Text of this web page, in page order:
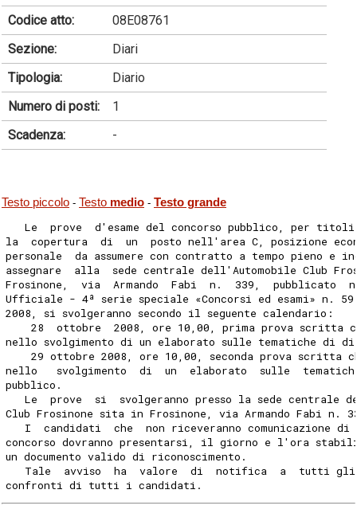
Codice atto:
08E08761
Sezione:
Diari
Tipologia:
Diario
Numero di posti:
1
Scadenza:
-
Testo piccolo - Testo medio - Testo grande
Le  prove  d'esame del concorso pubblico, per
la  copertura  di  un  posto nell'area C, posizione
personale  da assumere con contratto a tempo pieno e
assegnare  alla  sede centrale dell'Automobile Club
Frosinone,  via  Armando  Fabi  n.  339,  pubblicato
Ufficiale - 4ª serie speciale «Concorsi ed esami» n.
2008, si svolgeranno secondo il seguente calendario:
28  ottobre  2008, ore 10,00, prima prova scritta
nello svolgimento di un elaborato sulle tematiche di
29 ottobre 2008, ore 10,00, seconda prova scritta
nello   svolgimento  di  un  elaborato  sulle
pubblico.
Le  prove  si  svolgeranno presso la sede centrale
Club Frosinone sita in Frosinone, via Armando Fabi n.
I  candidati  che  non riceveranno comunicazione di
concorso dovranno presentarsi, il giorno e l'ora
un documento valido di riconoscimento.
Tale  avviso  ha  valore  di  notifica  a  tutti
confronti di tutti i candidati.